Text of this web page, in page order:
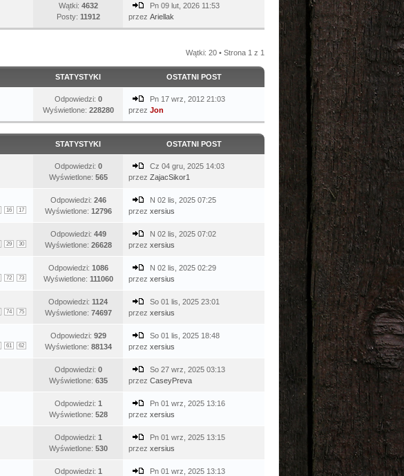
Wątki: 4632
Posty: 11912
Pn 09 lut, 2026 11:53
przez Ariellak
Wątki: 20 • Strona 1 z 1
STATYSTYKI OSTATNI POST
Odpowiedzi: 0
Wyświetlone: 228280
Pn 17 wrz, 2012 21:03
przez Jon
STATYSTYKI OSTATNI POST
Odpowiedzi: 0
Wyświetlone: 565
Cz 04 gru, 2025 14:03
przez ZajacSikor1
16 17
Odpowiedzi: 246
Wyświetlone: 12796
N 02 lis, 2025 07:25
przez xersius
29 30
Odpowiedzi: 449
Wyświetlone: 26628
N 02 lis, 2025 07:02
przez xersius
72 73
Odpowiedzi: 1086
Wyświetlone: 111060
N 02 lis, 2025 02:29
przez xersius
74 75
Odpowiedzi: 1124
Wyświetlone: 74697
So 01 lis, 2025 23:01
przez xersius
61 62
Odpowiedzi: 929
Wyświetlone: 88134
So 01 lis, 2025 18:48
przez xersius
Odpowiedzi: 0
Wyświetlone: 635
So 27 wrz, 2025 03:13
przez CaseyPreva
Odpowiedzi: 1
Wyświetlone: 528
Pn 01 wrz, 2025 13:16
przez xersius
Odpowiedzi: 1
Wyświetlone: 530
Pn 01 wrz, 2025 13:15
przez xersius
Odpowiedzi: 1
Pn 01 wrz, 2025 13:13